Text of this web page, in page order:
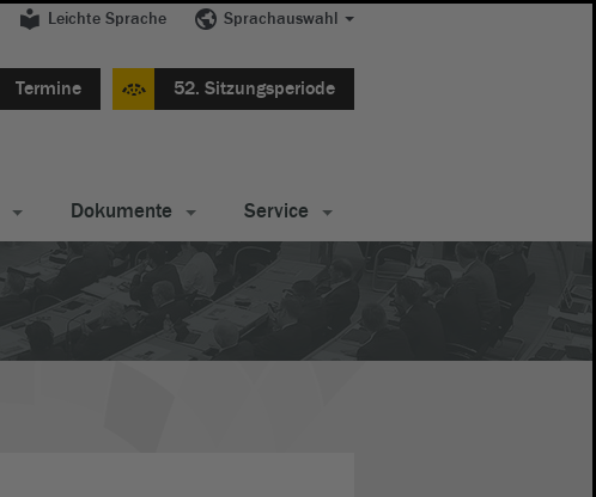
Leichte Sprache Sprachauswahl
Termine 52. Sitzungsperiode
Dokumente Service